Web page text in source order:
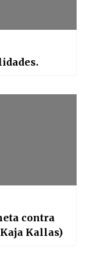
contra
Kallas)